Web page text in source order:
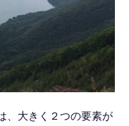
、大きく２つの要素が